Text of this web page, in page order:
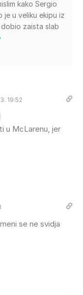
kako Sergio
u veliku ekipu iz
dobio zaista slab
19:52
u McLarenu, jer
se ne svidja